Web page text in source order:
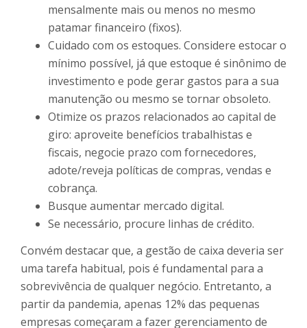
mensalmente mais ou menos no mesmo
patamar financeiro (fixos).
Cuidado com os estoques. Considere estocar o
mínimo possível, já que estoque é sinônimo de
investimento e pode gerar gastos para a sua
manutenção ou mesmo se tornar obsoleto.
Otimize os prazos relacionados ao capital de
giro: aproveite benefícios trabalhistas e
fiscais, negocie prazo com fornecedores,
adote/reveja políticas de compras, vendas e
cobrança.
Busque aumentar mercado digital.
Se necessário, procure linhas de crédito.
Convém destacar que, a gestão de caixa deveria ser
uma tarefa habitual, pois é fundamental para a
sobrevivência de qualquer negócio. Entretanto, a
partir da pandemia, apenas 12% das pequenas
empresas começaram a fazer gerenciamento de